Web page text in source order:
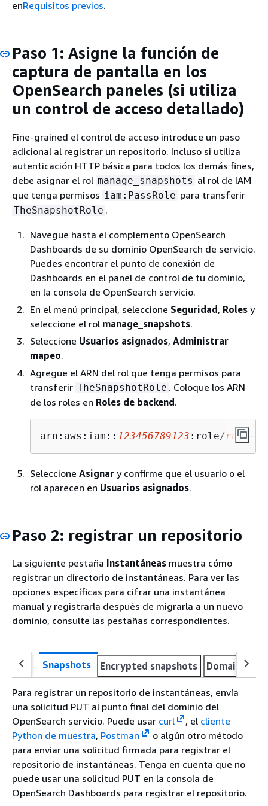
enRequisitos previos.
Paso 1: Asigne la función de
captura de pantalla en los
OpenSearch paneles (si utiliza
un control de acceso detallado)
Fine-grained el control de acceso introduce un paso
adicional al registrar un repositorio. Incluso si utiliza
autenticación HTTP básica para todos los demás fines,
debe asignar el rol manage_snapshots al rol de IAM
que tenga permisos iam:PassRole para transferir
TheSnapshotRole .
Navegue hasta el complemento OpenSearch
Dashboards de su dominio OpenSearch de servicio.
Puedes encontrar el punto de conexión de
Dashboards en el panel de control de tu dominio,
en la consola de OpenSearch servicio.
En el menú principal, seleccione Seguridad, Roles y
seleccione el rol manage_snapshots.
Seleccione Usuarios asignados, Administrar
mapeo.
Agregue el ARN del rol que tenga permisos para
transferir TheSnapshotRole . Coloque los ARN
de los roles en Roles de backend.
arn:aws:iam:: 123456789123 :role/role-
Seleccione Asignar y confirme que el usuario o el
rol aparecen en Usuarios asignados.
Paso 2: registrar un repositorio
La siguiente pestaña Instantáneas muestra cómo
registrar un directorio de instantáneas. Para ver las
opciones específicas para cifrar una instantánea
manual y registrarla después de migrarla a un nuevo
dominio, consulte las pestañas correspondientes.
Snapshots Encrypted snapshots Domain
Para registrar un repositorio de instantáneas, envía
una solicitud PUT al punto final del dominio del
OpenSearch servicio. Puede usar curl , el cliente
Python de muestra, Postman
o algún otro método
para enviar una solicitud firmada para registrar el
repositorio de instantáneas. Tenga en cuenta que no
puede usar una solicitud PUT en la consola de
OpenSearch Dashboards para registrar el repositorio.